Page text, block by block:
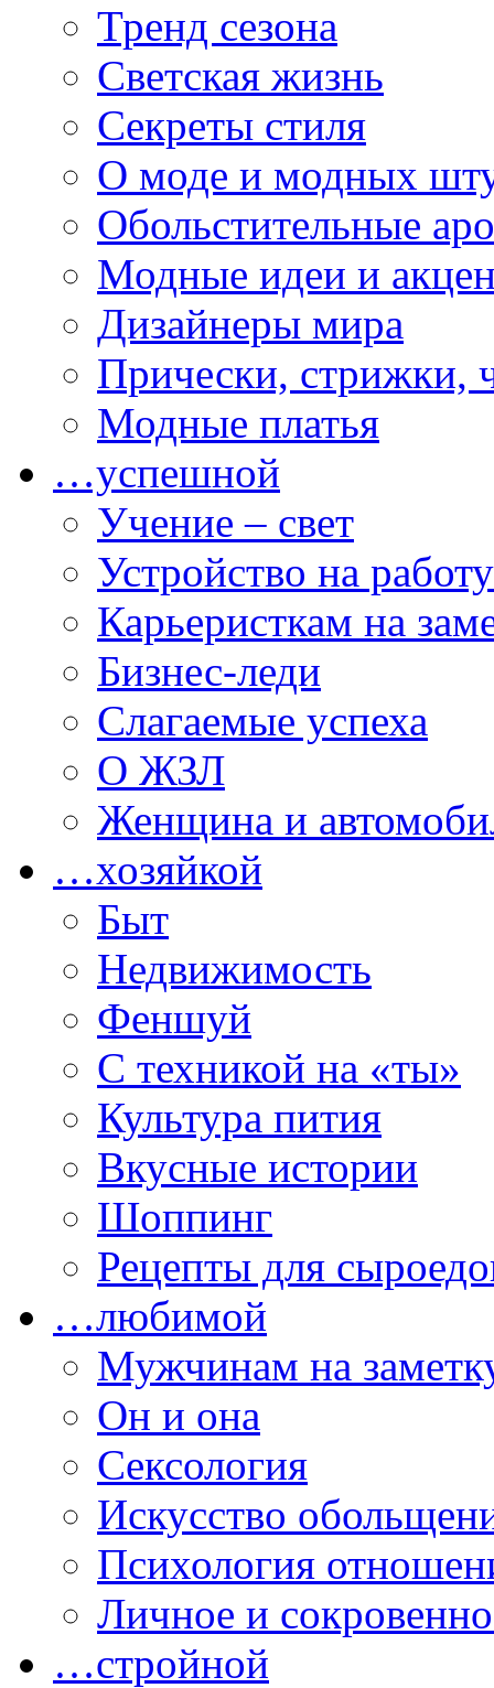
Тренд сезона
Светская жизнь
Секреты стиля
О моде и модных
Обольстительные
Модные идеи и
Дизайнеры мира
Прически, стрижки,
Модные платья
…успешной
Учение – свет
Устройство на работу
Карьеристкам на
Бизнес-леди
Слагаемые успеха
О ЖЗЛ
Женщина и
…хозяйкой
Быт
Недвижимость
Феншуй
С техникой на «ты»
Культура пития
Вкусные истории
Шоппинг
Рецепты для
…любимой
Мужчинам на
Он и она
Сексология
Искусство
Психология
Личное и
…стройной